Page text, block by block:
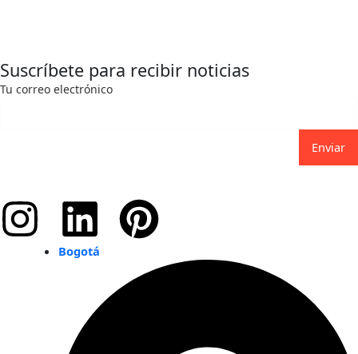
Suscríbete para recibir noticias
Tu correo electrónico
Enviar
Instagram
Linkedin
Pinterest
Bogotá